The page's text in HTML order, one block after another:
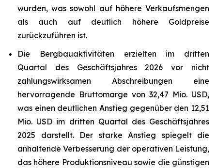
wurden, was sowohl auf höhere Verkaufsmengen
als auch auf deutlich höhere Goldpreise
zurückzuführen ist.
Die Bergbauaktivitäten erzielten im dritten
Quartal des Geschäftsjahres 2026 vor nicht
zahlungswirksamen Abschreibungen eine
hervorragende Bruttomarge von 32,47 Mio. USD,
was einen deutlichen Anstieg gegenüber den 12,51
Mio. USD im dritten Quartal des Geschäftsjahres
2025 darstellt. Der starke Anstieg spiegelt die
anhaltende Verbesserung der operativen Leistung,
das höhere Produktionsniveau sowie die günstigen